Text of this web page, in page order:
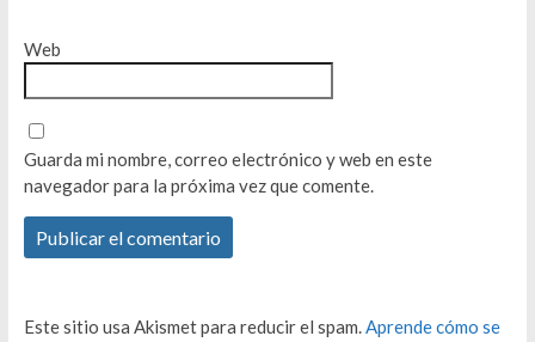
Web
Guarda mi nombre, correo electrónico y web en este
navegador para la próxima vez que comente.
Este sitio usa Akismet para reducir el spam.Aprende cómo se